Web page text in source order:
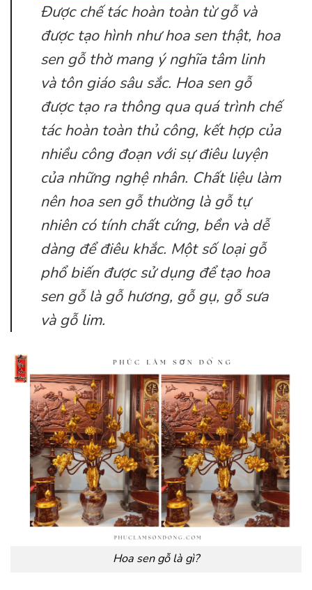
Được chế tác hoàn toàn từ gỗ và
được tạo hình như hoa sen thật, hoa
sen gỗ thờ mang ý nghĩa tâm linh
và tôn giáo sâu sắc. Hoa sen gỗ
được tạo ra thông qua quá trình chế
tác hoàn toàn thủ công, kết hợp của
nhiều công đoạn với sự điêu luyện
của những nghệ nhân. Chất liệu làm
nên hoa sen gỗ thường là gỗ tự
nhiên có tính chất cứng, bền và dễ
dàng để điêu khắc. Một số loại gỗ
phổ biến được sử dụng để tạo hoa
sen gỗ là gỗ hương, gỗ gụ, gỗ sưa
và gỗ lim.
Hoa sen gỗ là gì?